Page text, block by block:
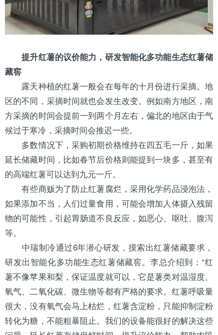
提升红薯的议价能力，研发智能化多功能生态红薯储
藏窖
露天种植的红薯一般会在每年的十月份进行采摘。地
区的不同，采摘时间就也会发生改变。例如南方地区，南
方采摘的时间会提前一到两个月左右，偏北的地区由于气
候过于寒冷，采摘时间会推迟一些。
多数情况下，采购初期价格维持在四五毛一斤，如果
延长储藏时间，比如春节后价格则能提到一块多，甚至有
的高端红薯可以达到九元一斤。
有些商贩为了防止红薯腐烂，采用化学药品浸泡法，
如果添加不当，人们过量食用，可能会增加人体摄入残留
物的可能性，引起胃肠道不良反应，如恶心、呕吐、腹泻
等。
中瑞制冷通过6年潜心研发，摸索出红薯储藏要求，
研发出智能化多功能生态红薯储藏窖。李总介绍到：“红
薯不像苹果和梨，保证温度就可以，它是薯类对温湿度、
氧气、二氧化碳、微生物等都有严格的要求。红薯呼吸量
很大，没有氧气会马上枯烂，红薯含淀粉，只能抑制淀粉
转化为糖，不能粗暴阻止。我们的设备能很好的解决这些